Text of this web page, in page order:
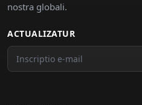
nostra globali.
ACTUALIZATUR